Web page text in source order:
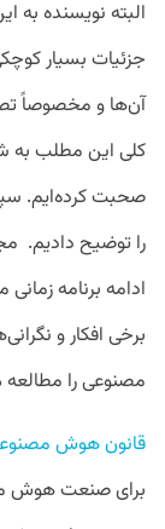
البته نویسنده به
جزئیات بسیار
آن‌ها و مخصوصاً
کلی این مطلب به
صحبت کرده‌ایم.
را توضیح دادیم.
ادامه برنامه
برخی افکار و
مصنوعی را مطالعه
قانون هوش مصنوعی